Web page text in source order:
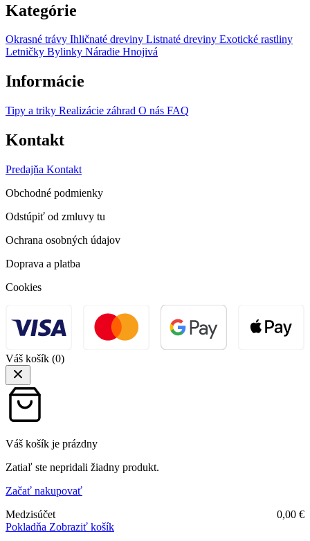
Kategórie
Okrasné trávy Ihličnaté dreviny Listnaté dreviny Exotické rastliny
Letničky Bylinky Náradie Hnojivá
Informácie
Tipy a triky Realizácie záhrad O nás FAQ
Kontakt
Predajňa Kontakt
Obchodné podmienky
Odstúpiť od zmluvy tu
Ochrana osobných údajov
Doprava a platba
Cookies
Váš košík (0)
Váš košík je prázdny
Zatiaľ ste nepridali žiadny produkt.
Začať nakupovať
Medzisúčet
0,00 €
Pokladňa Zobraziť košík